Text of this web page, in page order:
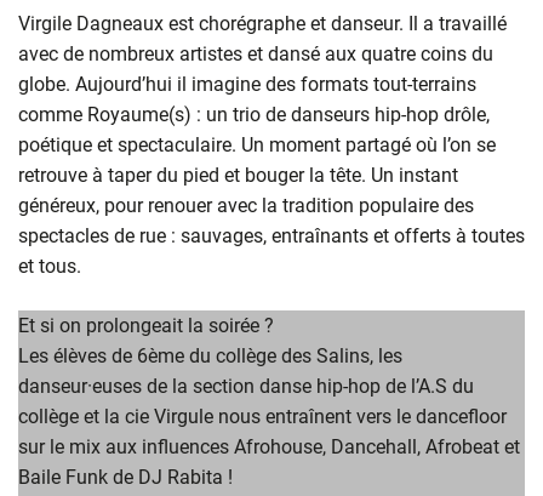
Virgile Dagneaux est chorégraphe et danseur. Il a travaillé
avec de nombreux artistes et dansé aux quatre coins du
globe. Aujourd’hui il imagine des formats tout-terrains
comme Royaume(s) : un trio de danseurs hip-hop drôle,
poétique et spectaculaire. Un moment partagé où l’on se
retrouve à taper du pied et bouger la tête. Un instant
généreux, pour renouer avec la tradition populaire des
spectacles de rue : sauvages, entraînants et offerts à toutes
et tous.
Et si on prolongeait la soirée ?
Les élèves de 6ème du collège des Salins, les
danseur·euses de la section danse hip-hop de l’A.S du
collège et la cie Virgule nous entraînent vers le dancefloor
sur le mix aux influences Afrohouse, Dancehall, Afrobeat et
Baile Funk de DJ Rabita !